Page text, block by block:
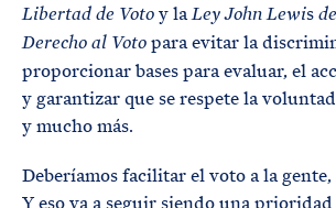
Libertad de Voto y laLey John Lewis
Derecho al Voto para evitar la
proporcionar bases para evaluar, el
y garantizar que se respete la
y mucho más.
Deberíamos facilitar el voto a la
Y eso va a seguir siendo una